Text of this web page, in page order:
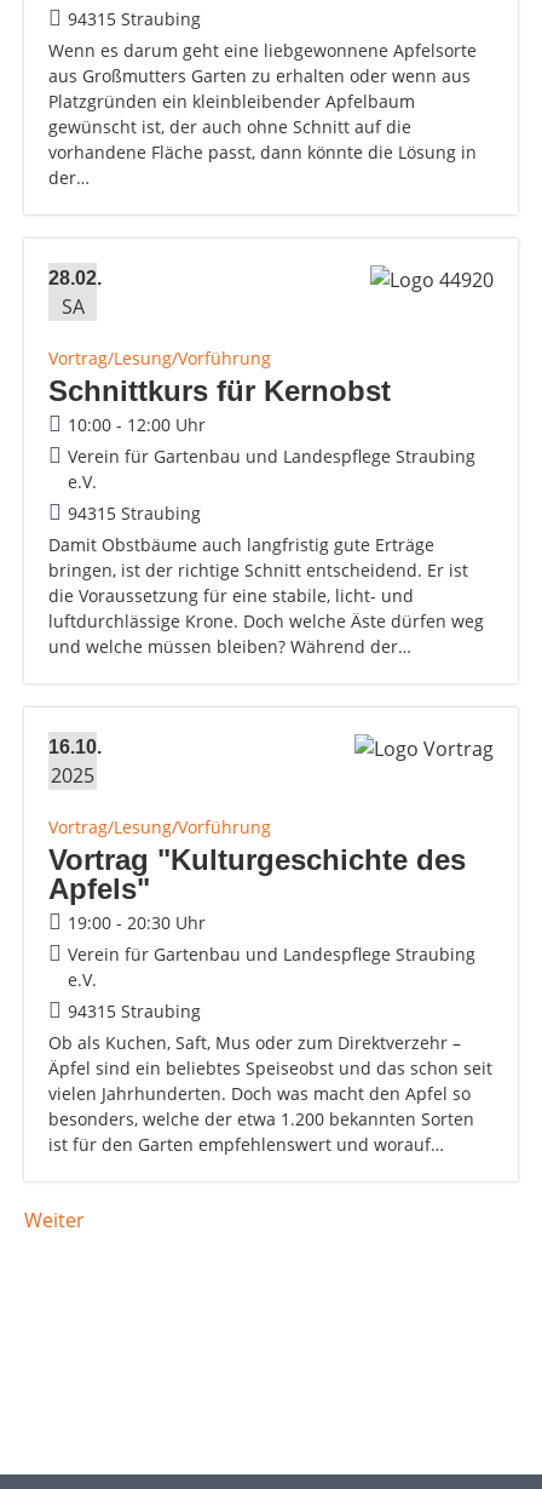
94315 Straubing
Wenn es darum geht eine liebgewonnene Apfelsorte
aus Großmutters Garten zu erhalten oder wenn aus
Platzgründen ein kleinbleibender Apfelbaum
gewünscht ist, der auch ohne Schnitt auf die
vorhandene Fläche passt, dann könnte die Lösung in
der…
28.02.
SA
Vortrag/Lesung/Vorführung
Schnittkurs für Kernobst
10:00 - 12:00 Uhr
Verein für Gartenbau und Landespflege Straubing
e.V.
94315 Straubing
Damit Obstbäume auch langfristig gute Erträge
bringen, ist der richtige Schnitt entscheidend. Er ist
die Voraussetzung für eine stabile, licht- und
luftdurchlässige Krone. Doch welche Äste dürfen weg
und welche müssen bleiben? Während der…
16.10.
2025
Vortrag/Lesung/Vorführung
Vortrag "Kulturgeschichte des
Apfels"
19:00 - 20:30 Uhr
Verein für Gartenbau und Landespflege Straubing
e.V.
94315 Straubing
Ob als Kuchen, Saft, Mus oder zum Direktverzehr –
Äpfel sind ein beliebtes Speiseobst und das schon seit
vielen Jahrhunderten. Doch was macht den Apfel so
besonders, welche der etwa 1.200 bekannten Sorten
ist für den Garten empfehlenswert und worauf…
Weiter